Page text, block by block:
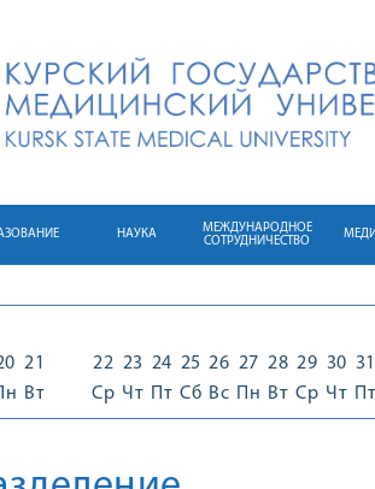
НАУКА
МЕЖДУНАРОДНОЕ
СОТРУДНИЧЕСТВО
21
Вт
22
Ср
23
Чт
24
Пт
25
Сб
26
Вс
27
Пн
28
Вт
29
Ср
30
Чт
31
Пт